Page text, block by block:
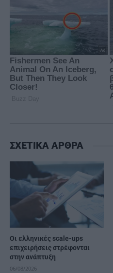
ΣΧΕΤΙΚΑ ΑΡΘΡΑ
Οι ελληνικές scale-ups
επιχειρήσεις στρέφονται
στην ανάπτυξη
06/08/2026